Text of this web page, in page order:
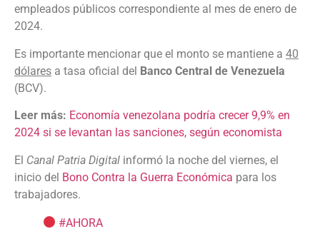
empleados públicos correspondiente al mes de enero de
2024.
Es importante mencionar que el monto se mantiene a 40
dólares a tasa oficial del Banco Central de Venezuela
(BCV).
Leer más: Economía venezolana podría crecer 9,9% en
2024 si se levantan las sanciones, según economista
El Canal Patria Digital informó la noche del viernes, el
inicio del Bono Contra la Guerra Económica para los
trabajadores.
#AHORA